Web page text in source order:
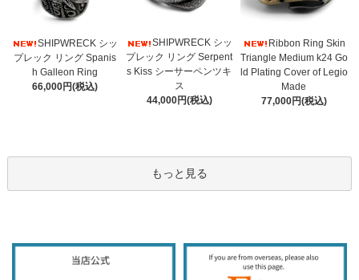
SHIPWRECK シッ
プレック リング Spanis
h Galleon Ring
66,000円(税込)
SHIPWRECK シッ
プレック リング Serpent
s Kiss シーサーペンツキ
ス
44,000円(税込)
Ribbon Ring Skin
Triangle Medium k24 Go
ld Plating Cover of Legio
Made
77,000円(税込)
もっと見る